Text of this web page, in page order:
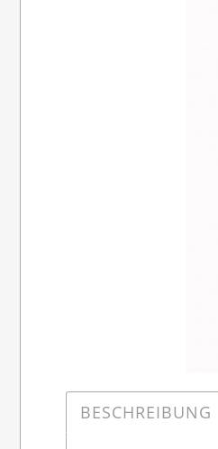
BESCHREIBUNG